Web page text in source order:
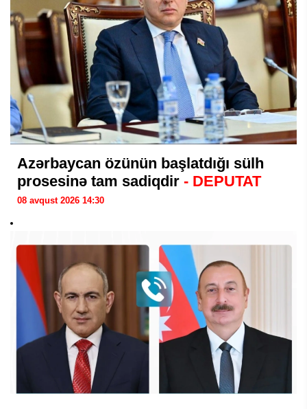
Azərbaycan özünün başlatdığı sülh
prosesinə tam sadiqdir - DEPUTAT
08 avqust 2026 14:30